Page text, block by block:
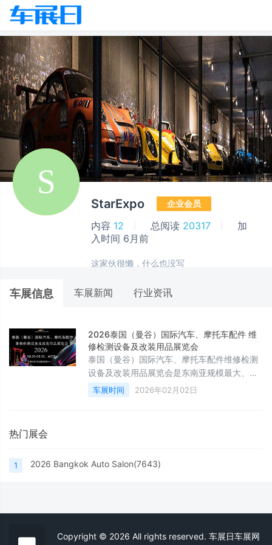
StarExpo 企业会员
内容 12 总阅读 20317
加
入时间 6月前
这家伙很懒，什么也没写
车展信息 车展新闻 行业资讯
2026泰国（曼谷）国际汽车、摩托车配件 维
修检测设备及改装用品展览会
泰国（曼谷）国际汽车、摩托车配件维修检测
设备及改装用品展览会是东南亚规模最大、影
响力最强的行业盛会之一。展会汇聚全球顶尖
品牌，全面展示汽车全产业链创新产品与技
车展时间 2026年02月02日
热门展会
1 2026 Bangkok Auto Salon(7643)
Copyright © 2026 All rights reserved. 车展日车展网